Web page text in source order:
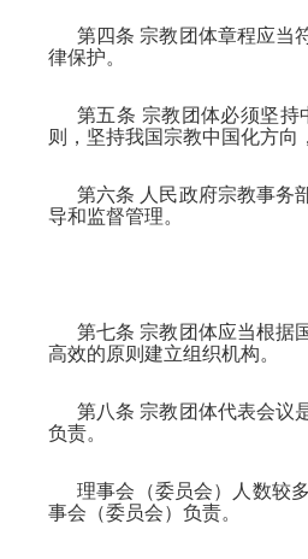
第四条 宗教团体章程应当
律保护。
第五条 宗教团体必须坚
则，坚持我国宗教中国化方
第六条 人民政府宗教事务
导和监督管理。
第七条 宗教团体应当根据
高效的原则建立组织机构。
第八条 宗教团体代表会议
负责。
理事会（委员会）人数较
事会（委员会）负责。